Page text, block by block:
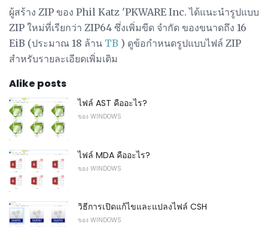
ผู้สร้าง ZIP ของ Phil Katz 'PKWARE Inc. ได้แนะนำรูปแบบ
ZIP ใหม่ที่เรียกว่า ZIP64 ซึ่งเพิ่มขีด จำกัด ของขนาดถึง 16
EiB (ประมาณ 18 ล้าน TB ) ดูข้อกำหนดรูปแบบไฟล์ ZIP
สำหรับรายละเอียดเพิ่มเติม
Alike posts
ไฟล์ AST คืออะไร?
ของ WINDOWS
ไฟล์ MDA คืออะไร?
ของ WINDOWS
วิธีการเปิดแก้ไขและแปลงไฟล์ CSH
ของ WINDOWS